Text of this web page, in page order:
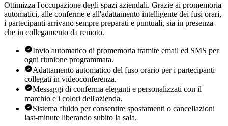
Ottimizza l'occupazione degli spazi aziendali. Grazie ai promemoria
automatici, alle conferme e all'adattamento intelligente dei fusi orari,
i partecipanti arrivano sempre preparati e puntuali, sia in presenza
che in collegamento da remoto.
Invio automatico di promemoria tramite email ed SMS per
ogni riunione programmata.
Adattamento automatico del fuso orario per i partecipanti
collegati in videoconferenza.
Messaggi di conferma eleganti e personalizzati con il
marchio e i colori dell'azienda.
Sistema fluido per consentire spostamenti o cancellazioni
last-minute liberando subito la sala.